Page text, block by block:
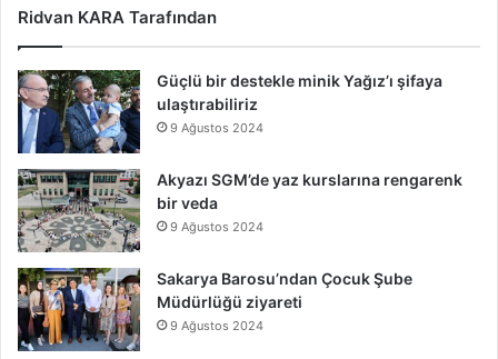
Ridvan KARA Tarafından
Güçlü bir destekle minik Yağız’ı şifaya
ulaştırabiliriz
9 Ağustos 2024
Akyazı SGM’de yaz kurslarına rengarenk
bir veda
9 Ağustos 2024
Sakarya Barosu’ndan Çocuk Şube
Müdürlüğü ziyareti
9 Ağustos 2024